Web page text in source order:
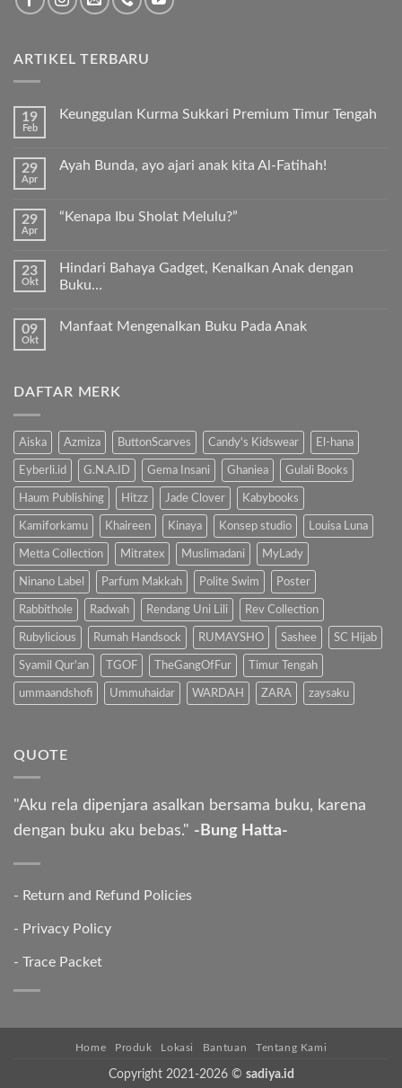
ARTIKEL TERBARU
19
Feb
Keunggulan Kurma Sukkari Premium Timur Tengah
pada
Premium
29
Apr
Ayah Bunda, ayo ajari anak kita Al-Fatihah!
pada
ajari
kita
29
Apr
“Kenapa Ibu Sholat Melulu?”
pada
“Kenapa
23
Okt
Hindari Bahaya Gadget, Kenalkan Anak dengan
Buku…
komentar
Kenalkan
Anak
09
Okt
Manfaat Mengenalkan Buku Pada Anak
Manfaat
Anak
DAFTAR MERK
Aiska Azmiza ButtonScarves Candy's Kidswear El-hana
Eyberli.id G.N.A.ID Gema Insani Ghaniea Gulali Books
Haum Publishing Hitzz Jade Clover Kabybooks
Kamiforkamu Khaireen Kinaya Konsep studio Louisa Luna
Metta Collection Mitratex Muslimadani MyLady
Ninano Label Parfum Makkah Polite Swim Poster
Rabbithole Radwah Rendang Uni Lili Rev Collection
Rubylicious Rumah Handsock RUMAYSHO Sashee SC Hijab
Syamil Qur'an TGOF TheGangOfFur Timur Tengah
ummaandshofi Ummuhaidar WARDAH ZARA zaysaku
QUOTE
"Aku rela dipenjara asalkan bersama buku, karena
dengan buku aku bebas." -Bung Hatta-
- Return and Refund Policies
- Privacy Policy
- Trace Packet
Home Produk Lokasi Bantuan Tentang Kami
Copyright 2021-2026 © sadiya.id